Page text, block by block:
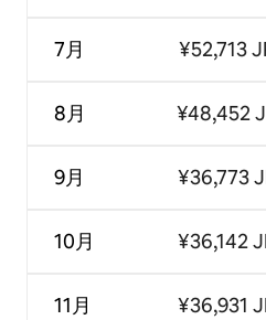
7月
8月
9月
10月
11月
¥52,713
¥48,452
¥36,773
¥36,142
¥36,931